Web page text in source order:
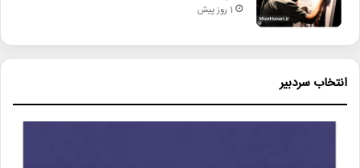
1 روز پیش
انتخاب سردبیر